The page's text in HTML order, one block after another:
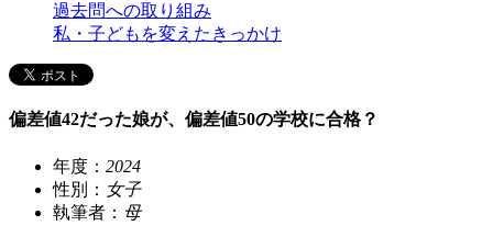
過去問への取り組み
私・子どもを変えたきっかけ
偏差値42だった娘が、偏差値50の学校に合格？
年度： 2024
性別： 女子
執筆者： 母